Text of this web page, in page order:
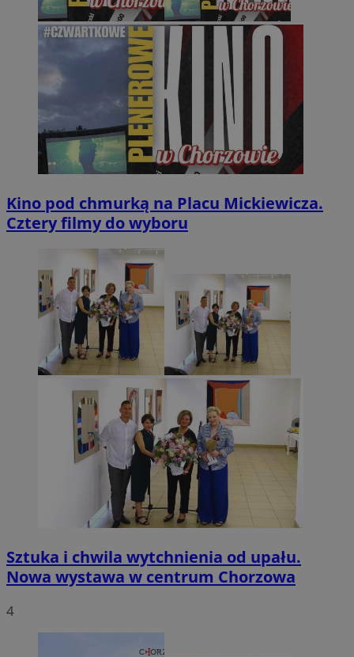
Kino pod chmurką na Placu Mickiewicza.
Cztery filmy do wyboru
Sztuka i chwila wytchnienia od upału.
Nowa wystawa w centrum Chorzowa
4